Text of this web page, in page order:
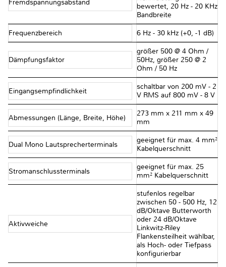
Fremdspannungsabstand
bewertet, 20 Hz - 20 KHz
Bandbreite
Frequenzbereich 6 Hz - 30 kHz (+0, -1 dB)
Dämpfungsfaktor
größer 500 @ 4 Ohm /
50Hz, größer 250 @ 2
Ohm / 50 Hz
Eingangsempfindlichkeit
schaltbar von 200 mV - 2
V RMS auf 800 mV - 8 V
Abmessungen (Länge, Breite, Höhe)
273 mm x 211 mm x 49
mm
Dual Mono Lautsprecherterminals
geeignet für max. 4 mm²
Kabelquerschnitt
Stromanschlussterminals
geeignet für max. 25
mm² Kabelquerschnitt
Aktivweiche
stufenlos regelbar
zwischen 50 - 500 Hz, 12
dB/Oktave Butterworth
oder 24 dB/Oktave
Linkwitz-Riley
Flankensteilheit wählbar,
als Hoch- oder Tiefpass
konfigurierbar